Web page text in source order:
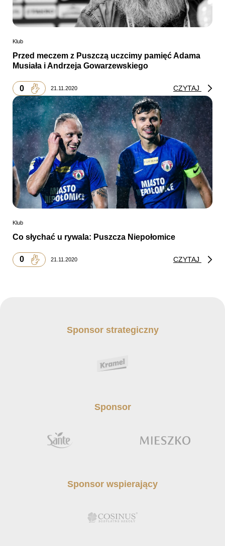
Klub
Przed meczem z Puszczą uczcimy pamięć Adama
Musiała i Andrzeja Gowarzewskiego
0 21.11.2020 CZYTAJ
Klub
Co słychać u rywala: Puszcza Niepołomice
0 21.11.2020 CZYTAJ
Sponsor strategiczny
Sponsor
Sponsor wspierający